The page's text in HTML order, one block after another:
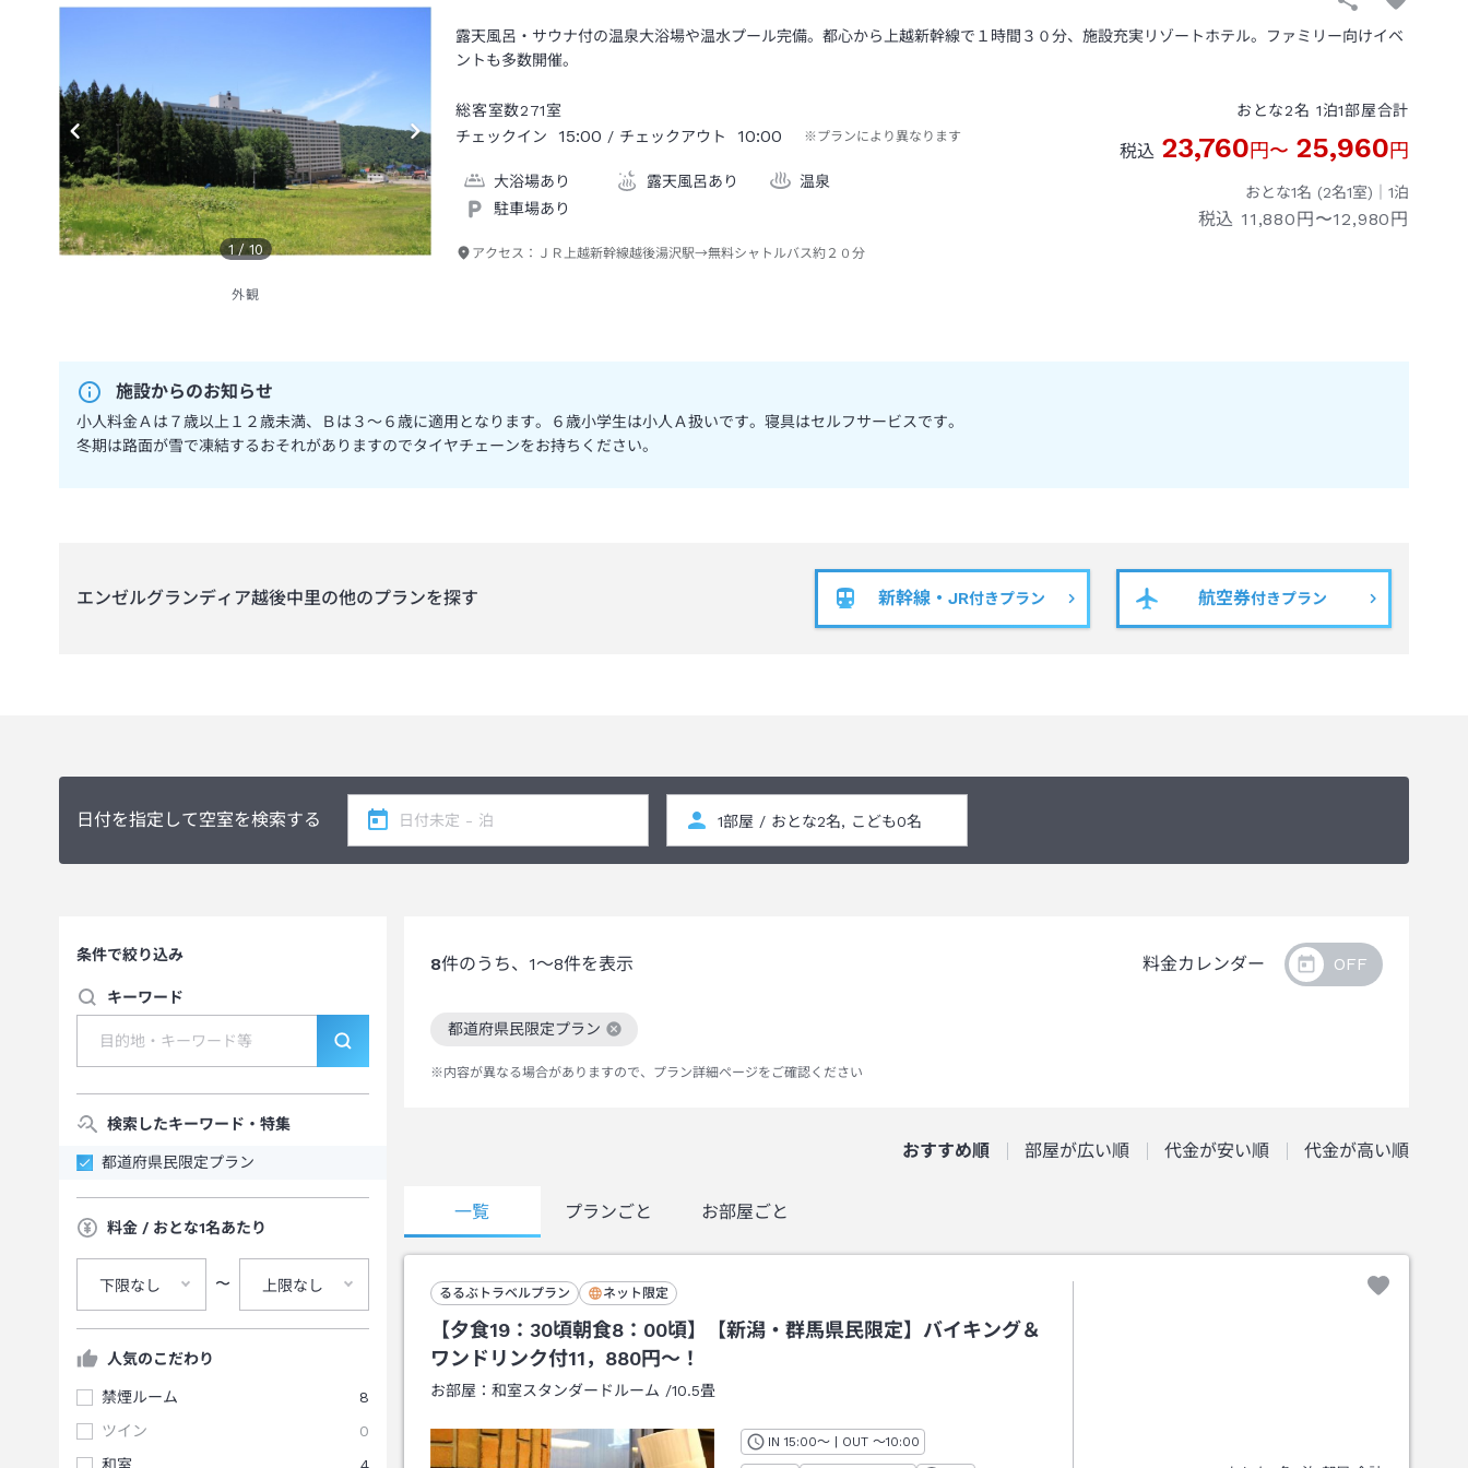
1 /10
外観
露天風呂・サウナ付の温泉大浴場や温水プール完備。都心から上越新幹線で１時間３０分、施設充実リゾートホテル。ファミリー向けイベ
ントも多数開催。
総客室数271室
チェックイン
15:00 / チェックアウト 10:00 ※プランにより異なります
大浴場あり 露天風呂あり
温泉
駐車場あり
アクセス： ＪＲ上越新幹線越後湯沢駅→無料シャトルバス約２０分
おとな2名 1泊1部屋合計
税込 23,760円〜 25,960円
おとな1名 (2名1室)｜ 1泊
税込 11,880円〜12,980円
施設からのお知らせ
小人料金Ａは７歳以上１２歳未満、Ｂは３～６歳に適用となります。６歳小学生は小人Ａ扱いです。寝具はセルフサービスです。
冬期は路面が雪で凍結するおそれがありますのでタイヤチェーンをお持ちください。
エンゼルグランディア越後中里の他のプランを探す 新幹線・JR付きプラン 航空券付きプラン
日付を指定して空室を検索する
条件で絞り込み
キーワード
検索したキーワード・特集
都道府県民限定プラン
料金 / おとな1名あたり
下限なし 〜 上限なし
人気のこだわり
禁煙ルーム
8
ツイン
0
8件のうち、 1～8件を表示 料金カレンダー
都道府県民限定プラン
この絞り込み条件を解除
※内容が異なる場合がありますので、プラン詳細ページをご確認ください
おすすめ順 部屋が広い順 代金が安い順 代金が高い順
一覧 プランごと お部屋ごと
るるぶトラベルプラン ネット限定
【夕食19：30頃朝食8：00頃】【新潟・群馬県民限定】バイキング＆
ワンドリンク付11，880円～！
お部屋： 和室スタンダードルーム /10.5畳
IN チェックイン
15:00～ | OUT チェックアウト
～10:00